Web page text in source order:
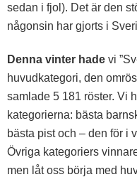
sedan i fjol). Det är den
någonsin har gjorts i
Denna vinter hade vi
huvudkategori, den
samlade 5 181 röster. Vi
kategorierna: bästa
bästa pist och – den för i
Övriga kategoriers
men låt oss börja med